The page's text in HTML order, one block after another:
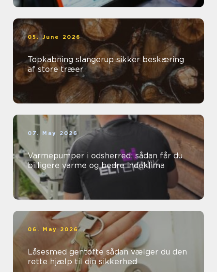
05. June 2026
Topkabning slangerup sikker beskæring
af store træer
07. May 2026
Varmepumper i odsherred: sådan får du
billigere varme og bedre indeklima
06. May 2026
Låsesmed gentofte sådan vælger du den
rette hjælp til din sikkerhed